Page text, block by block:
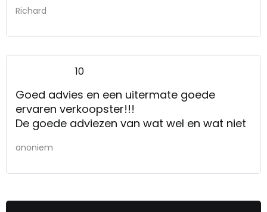
Richard
10
Goed advies en een uitermate goede
ervaren verkoopster!!!
De goede adviezen van wat wel en wat niet
anoniem